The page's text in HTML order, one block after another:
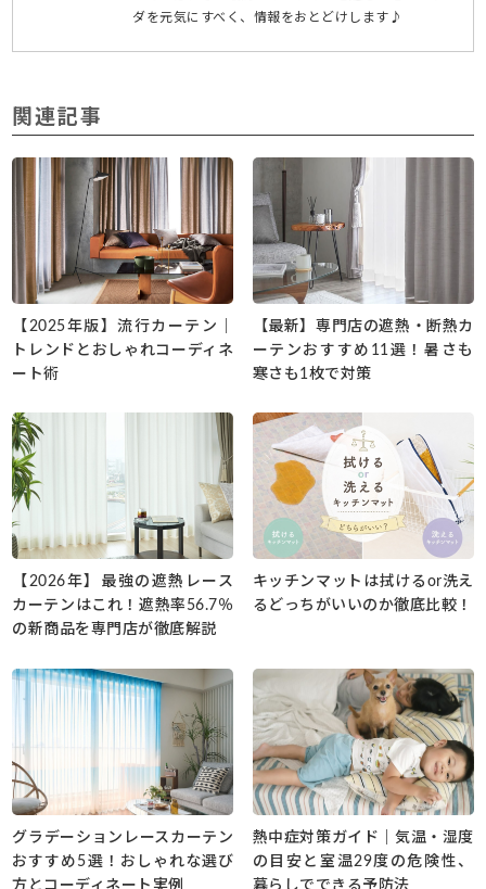
ダを元気にすべく、情報をおとどけします♪
関連記事
【2025年版】流行カーテン｜
トレンドとおしゃれコーディネ
ート術
【最新】専門店の遮熱・断熱カ
ーテンおすすめ11選！暑さも
寒さも1枚で対策
【2026年】最強の遮熱レース
カーテンはこれ！遮熱率56.7％
の新商品を専門店が徹底解説
キッチンマットは拭けるor洗え
るどっちがいいのか徹底比較！
グラデーションレースカーテン
おすすめ5選！おしゃれな選び
方とコーディネート実例
熱中症対策ガイド｜気温・湿度
の目安と室温29度の危険性、
暮らしでできる予防法